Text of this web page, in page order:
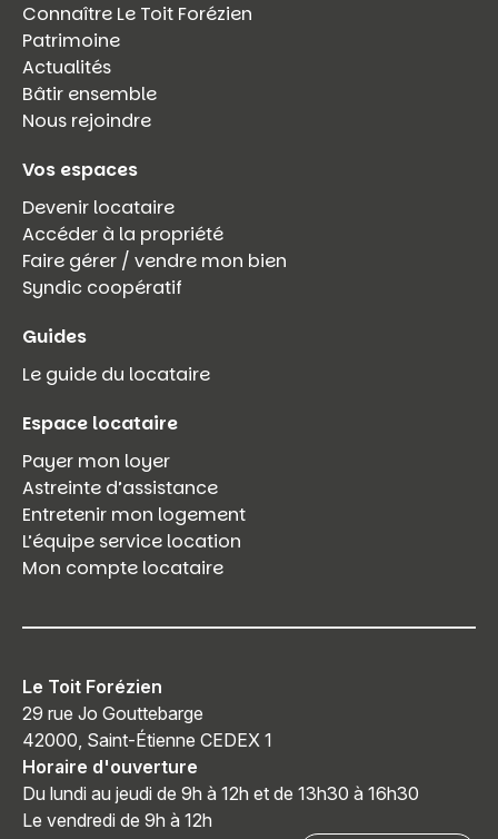
Connaître Le Toit Forézien
Patrimoine
Actualités
Bâtir ensemble
Nous rejoindre
Vos espaces
Devenir locataire
Accéder à la propriété
Faire gérer / vendre mon bien
Syndic coopératif
Guides
Le guide du locataire
Espace locataire
Payer mon loyer
Astreinte d’assistance
Entretenir mon logement
L’équipe service location
Mon compte locataire
Le Toit Forézien
29 rue Jo Gouttebarge
42000, Saint-Étienne CEDEX 1
Horaire d'ouverture
Du lundi au jeudi de 9h à 12h et de 13h30 à 16h30
Le vendredi de 9h à 12h